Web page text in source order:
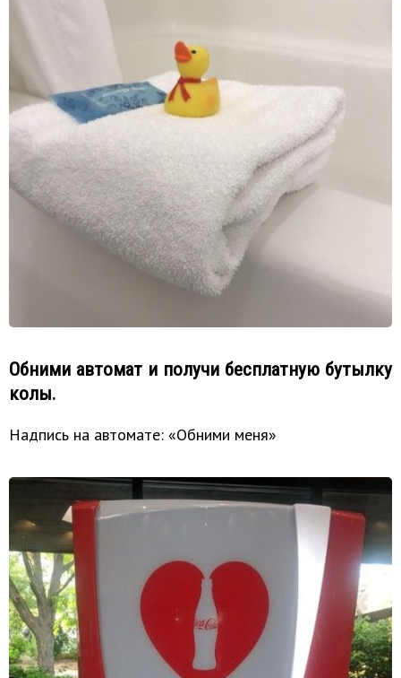
Обними автомат и получи бесплатную бутылку
колы.
Надпись на автомате: «Обними меня»